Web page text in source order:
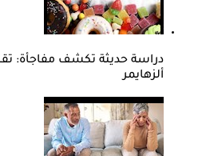
دراسة حديثة تكشف مفاجأة:
ألزهايمر